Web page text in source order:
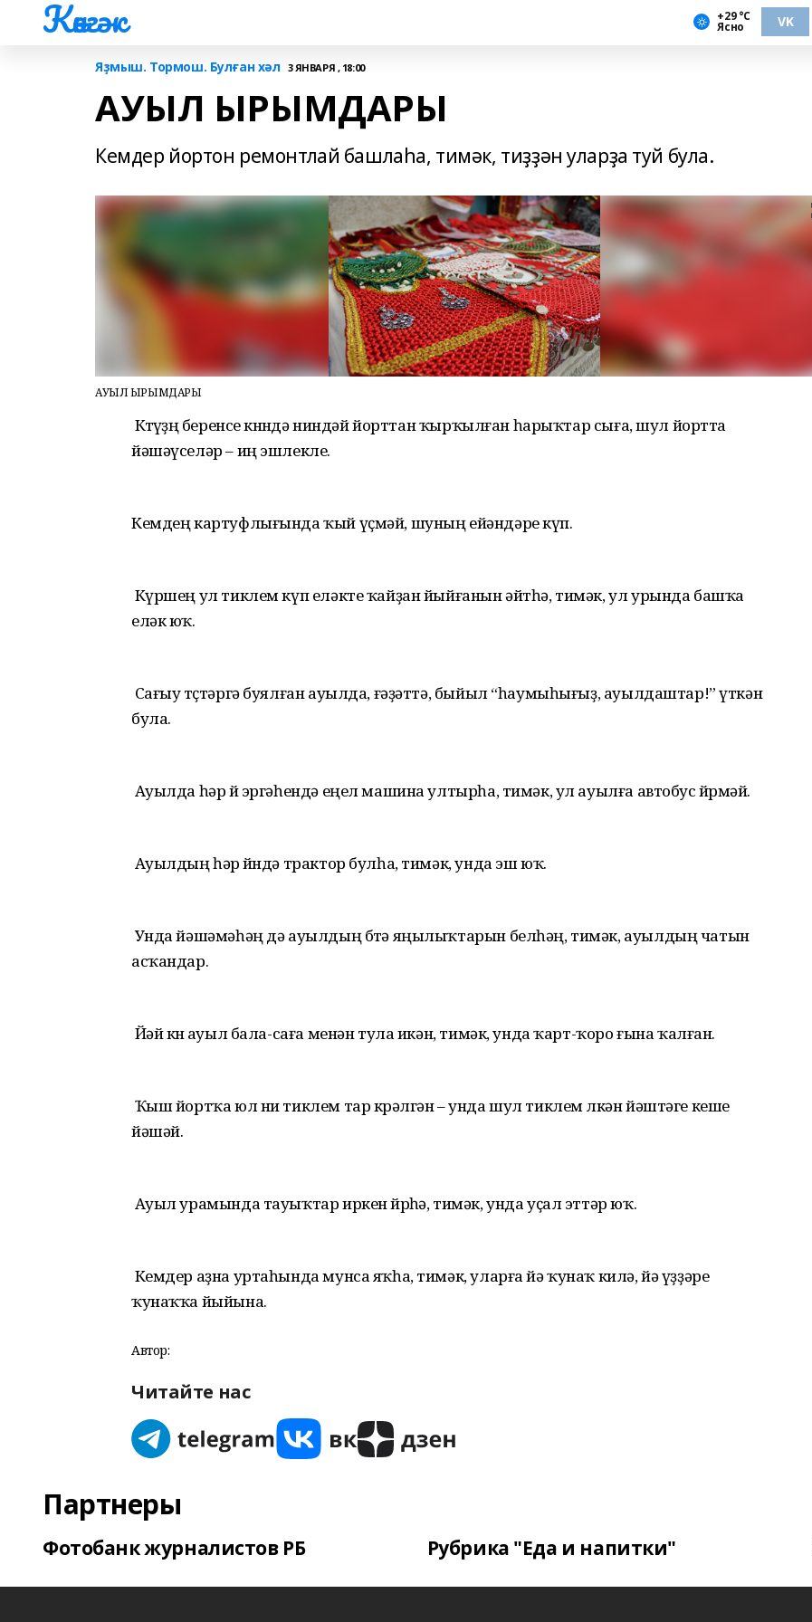
Көнгәк +29 °С
Ясно VK
Яҙмыш. Тормош. Булған хәл 3 ЯНВАРЯ , 18:00
АУЫЛ ЫРЫМДАРЫ
Кемдер йортон ремонтлай башлаһа, тимәк, тиҙҙән уларҙа туй була.
АУЫЛ ЫРЫМДАРЫ
Көтөүҙөң беренсе көнөндә ниндәй йорттан ҡырҡылған һарыҡтар сыға, шул йортта
йәшәүселәр – иң эшлекле.
Кемдең картуфлығында ҡый үҫмәй, шуның ейәндәре күп.
Күршең ул тиклем күп еләкте ҡайҙан йыйғанын әйтһә, тимәк, ул урында башҡа
еләк юҡ.
Сағыу төҫтәргә буялған ауылда, ғәҙәттә, быйыл “һаумыһығыҙ, ауылдаштар!” үткән
була.
Ауылда һәр өй эргәһендә еңел машина ултырһа, тимәк, ул ауылға автобус йөрөмәй.
Ауылдың һәр өйөндә трактор булһа, тимәк, унда эш юҡ.
Унда йәшәмәһәң дә ауылдың бөтә яңылыҡтарын белһәң, тимәк, ауылдың чатын
асҡандар.
Йәй көнө ауыл бала-саға менән тула икән, тимәк, унда ҡарт-ҡоро ғына ҡалған.
Ҡыш йортҡа юл ни тиклем тар көрәлгән – унда шул тиклем өлкән йәштәге кеше
йәшәй.
Ауыл урамында тауыҡтар иркен йөрөһә, тимәк, унда уҫал эттәр юҡ.
Кемдер аҙна уртаһында мунса яҡһа, тимәк, уларға йә ҡунаҡ килә, йә үҙҙәре
ҡунаҡҡа йыйына.
Автор:
Читайте нас
Партнеры
Фотобанк журналистов РБ Рубрика "Еда и напитки"